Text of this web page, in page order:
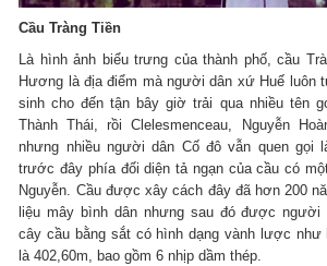
Cầu Tràng Tiền
Là hình ảnh biểu trưng của thành phố, cầu
Hương là địa điểm mà người dân xứ Huế luôn
sinh cho đến tận bây giờ trải qua nhiều tên
Thành Thái, rồi Clelesmenceau, Nguyễn
nhưng nhiều người dân Cố đô vẫn quen gọi
trước đây phía đối diện tả ngạn của cầu có
Nguyễn. Cầu được xây cách đây đã hơn 200
liệu mây bình dân nhưng sau đó được người
cây cầu bằng sắt có hình dạng vành lược như
là 402,60m, bao gồm 6 nhịp dầm thép.